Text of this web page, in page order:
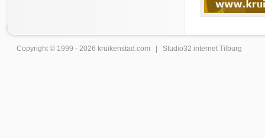
Copyright © 1999 - 2026 kruikenstad .com | Studio32 internet Tilburg